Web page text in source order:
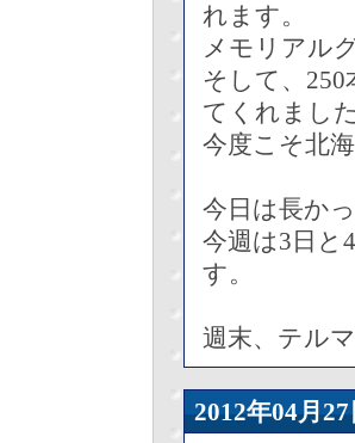
れます。
メモリアル
そして、
てくれまし
今度こそ北
今日は長か
今週は3日と
す。
週末、テル
2012年04